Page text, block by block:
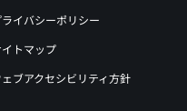
ライバシーポリシー
トマップ
ェブアクセシビリティ方針